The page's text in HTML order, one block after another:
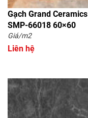
Gạch Grand Ceramics
SMP-66018 60×60
Giá/m2
Liên hệ